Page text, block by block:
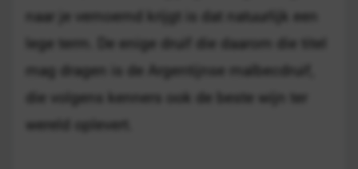
naar je vernoemd krijgt is dat natuurlijk een
lege term. De enige druif die daarom die titel
mag dragen is de Argentijnse malbecdruif,
die volgens kenners ook de beste wijn ter
wereld oplevert.